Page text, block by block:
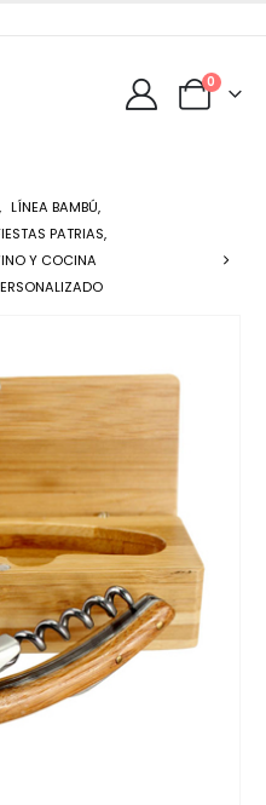
0
, LÍNEA BAMBÚ,
PATRIAS,
Y COCINA